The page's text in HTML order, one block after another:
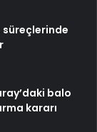
balo
kararı